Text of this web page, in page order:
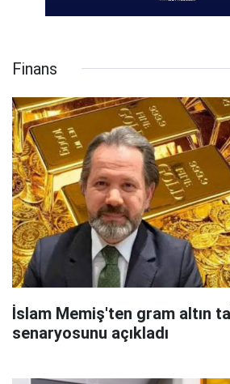
Finans
İslam Memiş'ten gram altın
senaryosunu açıkladı